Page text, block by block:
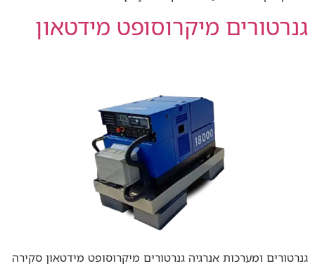
גנרטורים מיקרוסופט מידטאון
גנרטורים ומערכות אנרגיה גנרטורים מיקרוסופט מידטאון סקירה